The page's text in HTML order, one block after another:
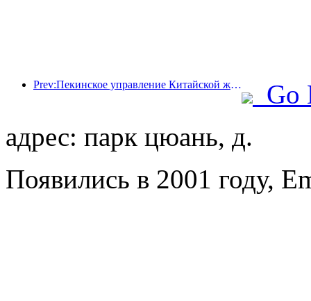
Prev:Пекинское управление Китайской железной дороги начало перевозки пассажиров в период праздника Цинмин, ожидается перевозка 7,37 миллиона пассажиров.
Go
адрес: парк цюань, д.
Появились в 2001 году,